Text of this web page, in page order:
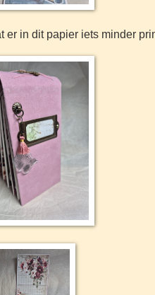
in dit papier iets minder